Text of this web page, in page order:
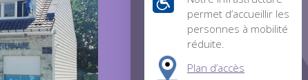
permet d’accueillir les
personnes à mobilité
réduite.
Plan d’accès